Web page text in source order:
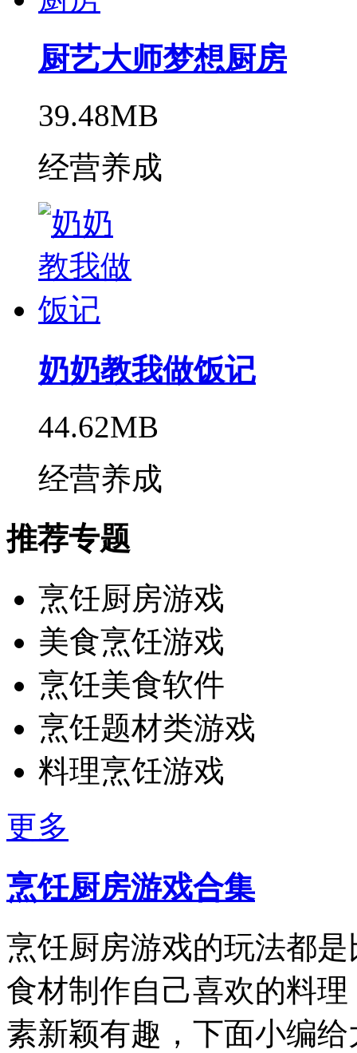
厨艺大师梦想厨房
39.48MB
经营养成
奶奶教我做饭记
44.62MB
经营养成
推荐专题
烹饪厨房游戏
美食烹饪游戏
烹饪美食软件
烹饪题材类游戏
料理烹饪游戏
更多
烹饪厨房游戏合集
烹饪厨房游戏的玩法都
食材制作自己喜欢的料
素新颖有趣，下面小编